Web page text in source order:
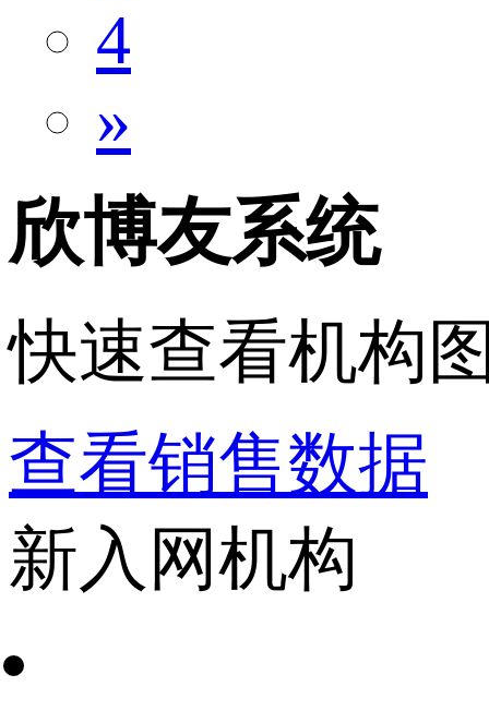
4
»
欣博友系统
快速查看机构
查看销售数据
新入网机构